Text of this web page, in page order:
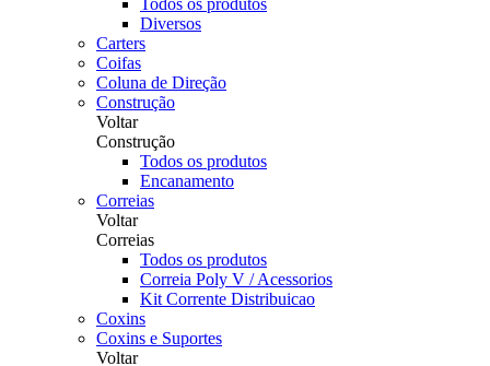
Todos os produtos
Diversos
Carters
Coifas
Coluna de Direção
Construção
Voltar
Construção
Todos os produtos
Encanamento
Correias
Voltar
Correias
Todos os produtos
Correia Poly V / Acessorios
Kit Corrente Distribuicao
Coxins
Coxins e Suportes
Voltar